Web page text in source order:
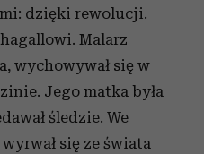
dzięki rewolucji.
Malarz
wychowywał się w
Jego matka była
śledzie. We
się ze świata